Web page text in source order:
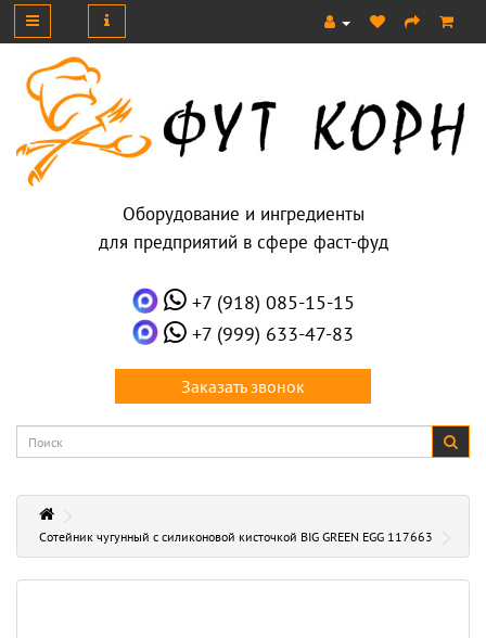
Оборудование и ингредиенты
для предприятий в сфере фаст-фуд
+7 (918) 085-15-15
+7 (999) 633-47-83
Заказать звонок
Сотейник чугунный с силиконовой кисточкой BIG GREEN EGG 117663